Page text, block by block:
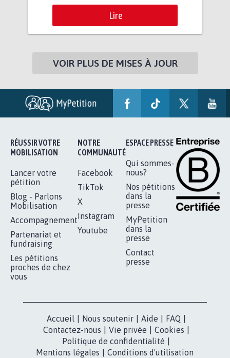
Lire
VOIR PLUS DE MISES À JOUR
RÉUSSIR VOTRE
MOBILISATION
Lancer votre
pétition
Blog - Parlons
Mobilisation
Accompagnement
Partenariat et
fundraising
Les pétitions
proches de chez
vous
NOTRE
COMMUNAUTÉ
Facebook
TikTok
X
Instagram
Youtube
ESPACE PRESSE
Qui sommes-
nous?
Nos pétitions
dans la
presse
MyPetition
dans la
presse
Contact
presse
Accueil Nous soutenir Aide FAQ
Contactez-nous
Vie privée Cookies
Politique de confidentialité
Mentions légales
Conditions d'utilisation